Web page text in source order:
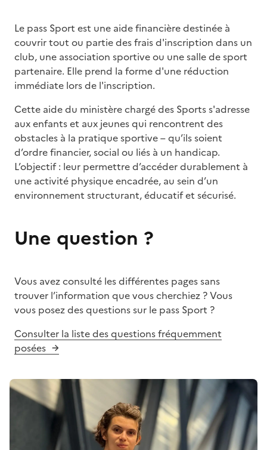
Le pass Sport est une aide financière destinée à
couvrir tout ou partie des frais d'inscription dans un
club, une association sportive ou une salle de sport
partenaire. Elle prend la forme d'une réduction
immédiate lors de l'inscription.
Cette aide du ministère chargé des Sports s'adresse
aux enfants et aux jeunes qui rencontrent des
obstacles à la pratique sportive – qu’ils soient
d’ordre financier, social ou liés à un handicap.
L’objectif : leur permettre d’accéder durablement à
une activité physique encadrée, au sein d’un
environnement structurant, éducatif et sécurisé.
Une question ?
Vous avez consulté les différentes pages sans
trouver l’information que vous cherchiez ? Vous
vous posez des questions sur le pass Sport ?
Consulter la liste des questions fréquemment
posées